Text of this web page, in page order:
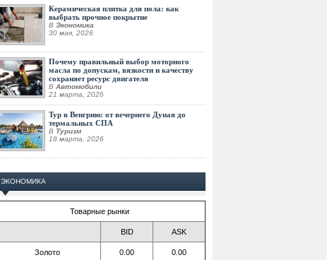
Керамическая плитка для пола: как
выбрать прочное покрытие
В Экономика
30 мая, 2026
Почему правильный выбор моторного
масла по допускам, вязкости и качеству
сохраняет ресурс двигателя
В Автомобили
21 марта, 2026
Тур в Венгрию: от вечернего Дуная до
термальных СПА
В Туризм
18 марта, 2026
ЭКОНОМИКА
Товарные рынки
BID ASK
Золото 0.00 0.00